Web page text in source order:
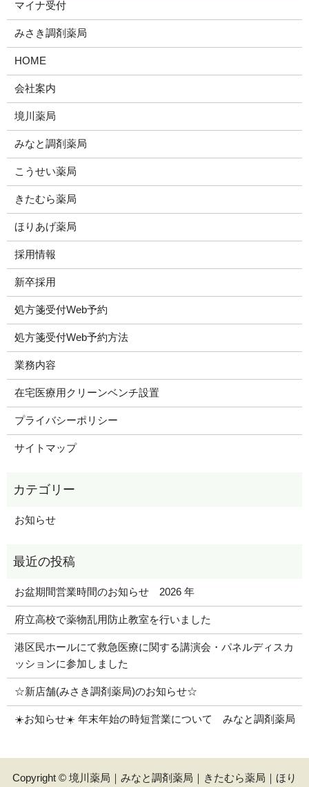
マイナ受付
みさき調剤薬局
HOME
会社案内
境川薬局
みなと調剤薬局
こうせい薬局
きたむら薬局
ほりあげ薬局
採用情報
新卒採用
処方箋受付Web予約
処方箋受付Web予約方法
業務内容
在宅医療用クリーンベンチ設置
プライバシーポリシー
サイトマップ
お知らせ
お盆期間営業時間のお知らせ 2026 年
府立高校で薬物乱用防止教室を行いました
港区民ホールにて救急医療に関する講演会・パネルディスカ
ッションに参加しました
☆新店舗(みさき調剤薬局)のお知らせ☆
☀️お知らせ☀️ 年末年始の時短営業について みなと調剤薬局
Copyright © 境川薬局｜みなと調剤薬局｜きたむら薬局｜ほり